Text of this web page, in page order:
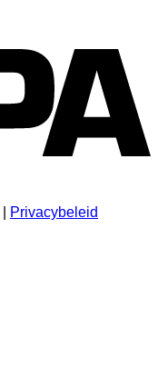
Privacybeleid